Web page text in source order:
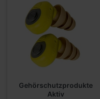
Gehörschutzprodukte
Aktiv